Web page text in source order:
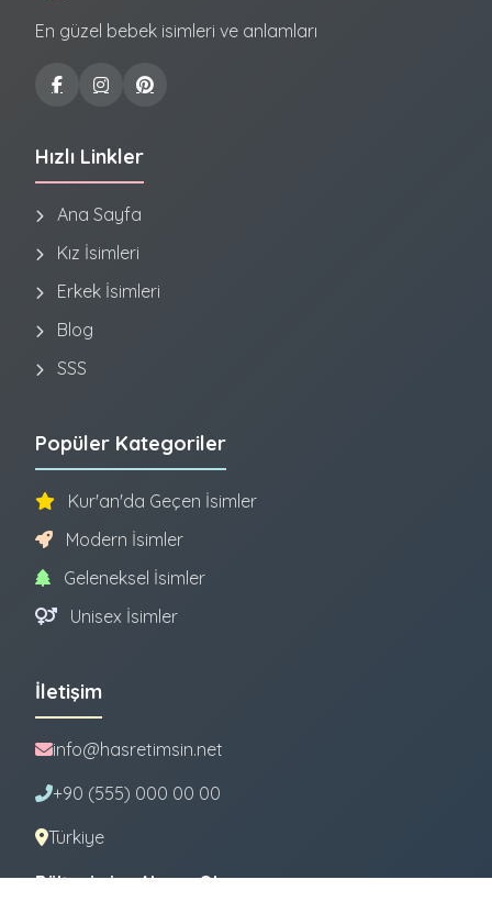
En güzel bebek isimleri ve anlamları
Hızlı Linkler
Ana Sayfa
Kız İsimleri
Erkek İsimleri
Blog
SSS
Popüler Kategoriler
Kur'an'da Geçen İsimler
Modern İsimler
Geleneksel İsimler
Unisex İsimler
İletişim
info@hasretimsin.net
+90 (555) 000 00 00
Türkiye
Bültenimize Abone Olun